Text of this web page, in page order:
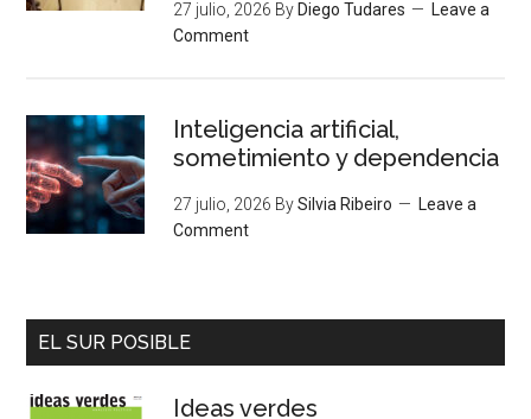
27 julio, 2026 By Diego Tudares
Leave a
Comment
Inteligencia artificial,
sometimiento y dependencia
27 julio, 2026 BySilvia Ribeiro
Leave a
Comment
EL SUR POSIBLE
Ideas verdes